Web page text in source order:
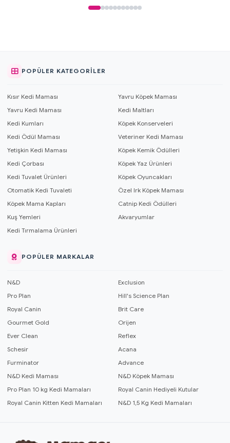
POPÜLER KATEGORILER
Kısır Kedi Maması
Yavru Köpek Maması
Yavru Kedi Maması
Kedi Maltları
Kedi Kumları
Köpek Konserveleri
Kedi Ödül Maması
Veteriner Kedi Maması
Yetişkin Kedi Maması
Köpek Kemik Ödülleri
Kedi Çorbası
Köpek Yaz Ürünleri
Kedi Tuvalet Ürünleri
Köpek Oyuncakları
Otomatik Kedi Tuvaleti
Özel Irk Köpek Maması
Köpek Mama Kapları
Catnip Kedi Ödülleri
Kuş Yemleri
Akvaryumlar
Kedi Tırmalama Ürünleri
POPÜLER MARKALAR
N&D
Exclusion
Pro Plan
Hill's Science Plan
Royal Canin
Brit Care
Gourmet Gold
Orijen
Ever Clean
Reflex
Schesir
Acana
Furminator
Advance
N&D Kedi Maması
N&D Köpek Maması
Pro Plan 10 kg Kedi Mamaları
Royal Canin Hediyeli Kutular
Royal Canin Kitten Kedi Mamaları
N&D 1,5 Kg Kedi Mamaları